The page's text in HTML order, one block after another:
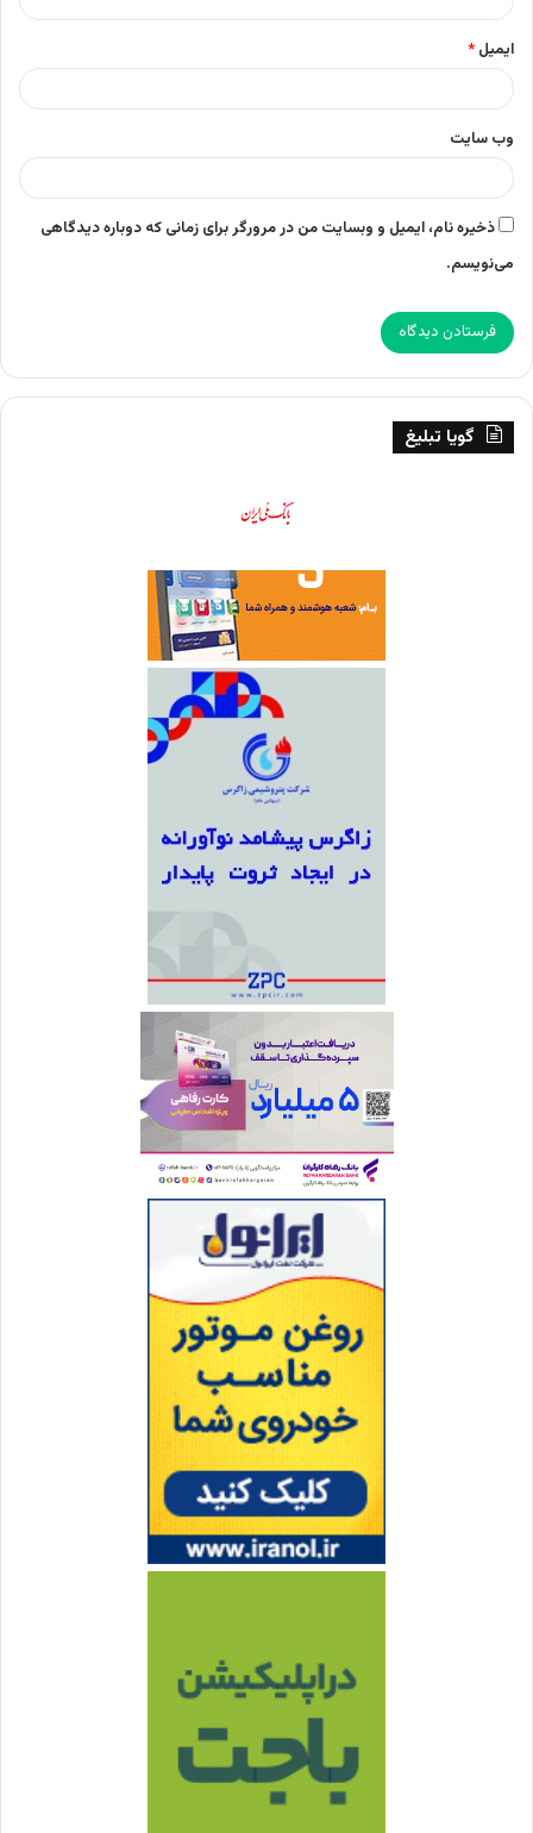
ایمیل *
وب‌ سایت
ذخیره نام، ایمیل و وبسایت من در مرورگر برای زمانی که دوباره دیدگاهی
می‌نویسم.
گویا تبلیغ